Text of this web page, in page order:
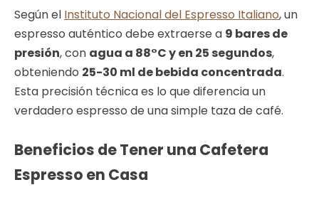
Según el Instituto Nacional del Espresso Italiano, un
espresso auténtico debe extraerse a 9 bares de
presión, con agua a 88°C y en 25 segundos,
obteniendo 25-30 ml de bebida concentrada.
Esta precisión técnica es lo que diferencia un
verdadero espresso de una simple taza de café.
Beneficios de Tener una Cafetera
Espresso en Casa